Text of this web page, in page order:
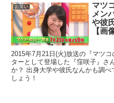
お笑い
マツ
メン
や彼
【画
2015年7月21日(火)放送の『マツ
ターとして登場した『窪咲子』さ
か？ 出身大学や彼氏なんかも調
しょう！